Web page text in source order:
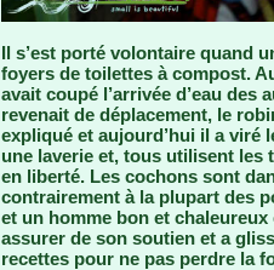
Il s’est porté volontaire quand
foyers de toilettes à compost.
avait coupé l’arrivée d’eau
revenait de déplacement, le
expliqué et aujourd’hui il a viré
une laverie et, tous utilisent les
en liberté. Les cochons sont
contrairement à la plupart des
et un homme bon et
assurer de son soutien et a
recettes pour ne pas perdre la